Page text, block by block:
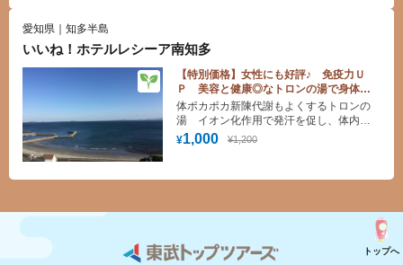
愛知県｜知多半島
いいね！ホテルレシーア南知多
【特別価格】女性にも好評♪ 免疫力Ｕ
Ｐ 美容と健康◎なトロンの湯で身体の
芯までほっこり♪
¥1,000 ¥1,200
体ポカポカ新陳代謝もよくするトロンの
湯 イオン化作用で発汗を促し、体内か
ら老廃物を出せば体もリフレッシュ！
トップへ